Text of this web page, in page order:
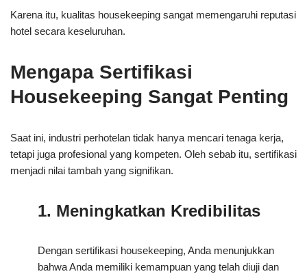
Karena itu, kualitas housekeeping sangat memengaruhi reputasi
hotel secara keseluruhan.
Mengapa Sertifikasi
Housekeeping Sangat Penting
Saat ini, industri perhotelan tidak hanya mencari tenaga kerja,
tetapi juga profesional yang kompeten. Oleh sebab itu, sertifikasi
menjadi nilai tambah yang signifikan.
1. Meningkatkan Kredibilitas
Dengan sertifikasi housekeeping, Anda menunjukkan
bahwa Anda memiliki kemampuan yang telah diuji dan